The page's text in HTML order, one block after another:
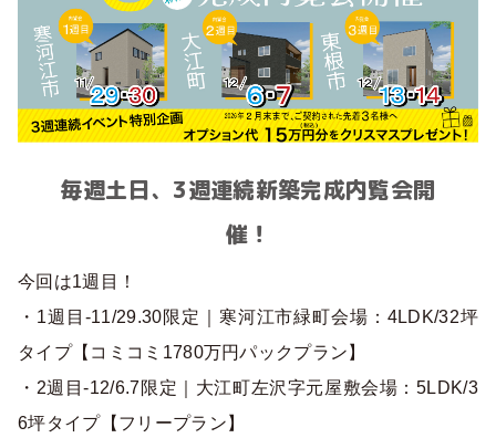
毎週土日、3週連続新築完成内覧会開
催！
今回は1週目！
・1週目-11/29.30限定｜寒河江市緑町会場：4LDK/32坪
タイプ【コミコミ1780万円パックプラン】
・2週目-12/6.7限定｜大江町左沢字元屋敷会場：5LDK/3
6坪タイプ【フリープラン】